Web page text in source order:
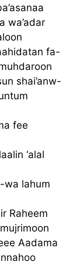
wa’adar
fa-
shai’anw-
fee
‘alal
wa lahum
Raheem
Aadama